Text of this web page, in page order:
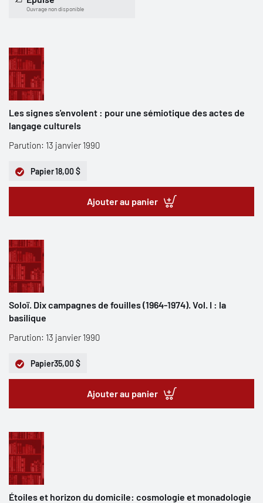
Ouvrage non disponible
Les signes s'envolent : pour une sémiotique des actes de
langage culturels
Parution: 13 janvier 1990
Papier18,00 $
Ajouter au panier
Soloï. Dix campagnes de fouilles (1964-1974). Vol. I : la
basilique
Parution: 13 janvier 1990
Papier35,00 $
Ajouter au panier
Étoiles et horizon du domicile: cosmologie et monadologie